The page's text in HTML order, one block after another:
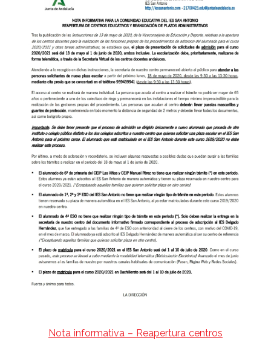
Nota informativa – Reapertura centros